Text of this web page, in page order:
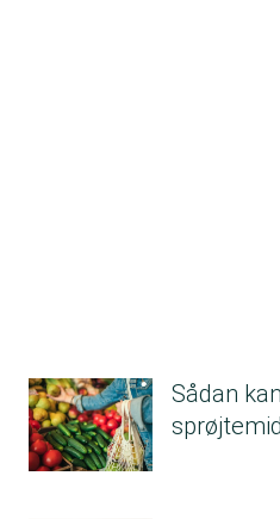
Sådan